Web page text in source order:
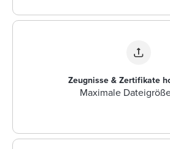
Zeugnisse & Zertifikate
Maximale